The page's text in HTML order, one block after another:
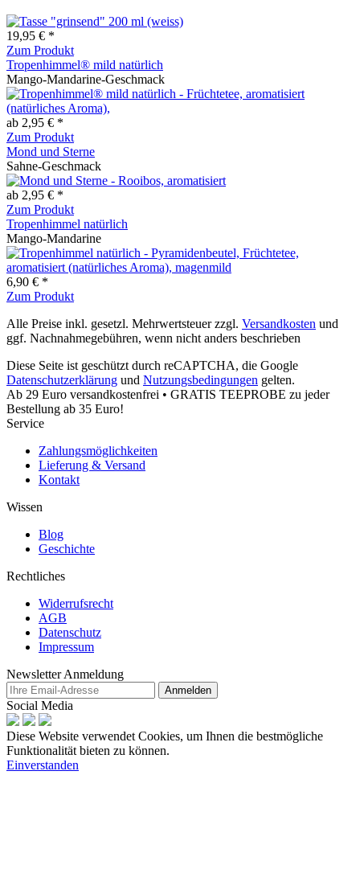
19,95 € *
Zum Produkt
Tropenhimmel® mild natürlich
Mango-Mandarine-Geschmack
ab 2,95 € *
Zum Produkt
Mond und Sterne
Sahne-Geschmack
ab 2,95 € *
Zum Produkt
Tropenhimmel natürlich
Mango-Mandarine
6,90 € *
Zum Produkt
Alle Preise inkl. gesetzl. Mehrwertsteuer zzgl. Versandkosten und
ggf. Nachnahmegebühren, wenn nicht anders beschrieben
Diese Seite ist geschützt durch reCAPTCHA, die Google
Datenschutzerklärung und Nutzungsbedingungen gelten.
Ab 29 Euro versandkostenfrei • GRATIS TEEPROBE zu jeder
Bestellung ab 35 Euro!
Service
Zahlungsmöglichkeiten
Lieferung & Versand
Kontakt
Wissen
Blog
Geschichte
Rechtliches
Widerrufsrecht
AGB
Datenschutz
Impressum
Newsletter Anmeldung
Anmelden
Social Media
Diese Website verwendet Cookies, um Ihnen die bestmögliche
Funktionalität bieten zu können.
Einverstanden